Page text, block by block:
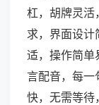
杠，胡牌灵活
求，界面设
适，操作简单
言配音，每一
快，无需等待